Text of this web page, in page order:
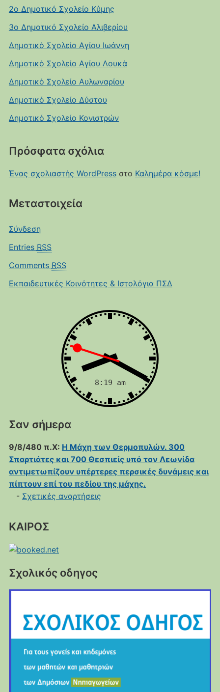
2ο Δημοτικό Σχολείο Κύμης
3ο Δημοτικό Σχολείο Αλιβερίου
Δημοτικό Σχολείο Αγίου Ιωάννη
Δημοτικό Σχολείο Αγίου Λουκά
Δημοτικό Σχολείο Αυλωναρίου
Δημοτικό Σχολείο Δύστου
Δημοτικό Σχολείο Κονιστρών
Πρόσφατα σχόλια
Ένας σχολιαστής WordPressστο Καλημέρα κόσμε!
Μεταστοιχεία
Σύνδεση
Entries RSS
Comments RSS
Εκπαιδευτικές Κοινότητες & Ιστολόγια ΠΣΔ
Σαν σήμερα
9/8/480 π.Χ: Η Μάχη των Θερμοπυλών. 300
Σπαρτιάτες και 700 Θεσπιείς υπό τον Λεωνίδα
αντιμετωπίζουν υπέρτερες περσικές δυνάμεις και
πίπτουν επί του πεδίου της μάχης.
- Σχετικές αναρτήσεις
ΚΑΙΡΟΣ
Σχολικός οδηγος